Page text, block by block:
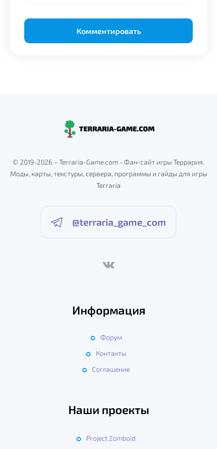
© 2019-2026 – Terraria-Game.com - Фан-сайт игры Террария.
Моды, карты, текстуры, сервера, программы и гайды для игры
Terraria
@terraria_game_com
Информация
Форум
Контакты
Соглашение
Наши проекты
Project Zomboid